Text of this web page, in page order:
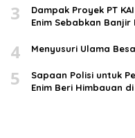
3
Dampak Proyek PT
Enim Sebabkan
4 Menyusuri Ulama
5
Sapaan Polisi untuk
Enim Beri Himbauan